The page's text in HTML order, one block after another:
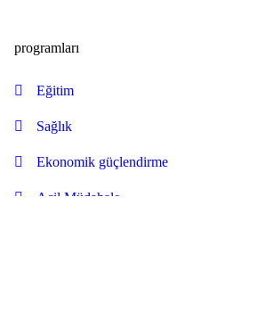
programları
Eğitim
Sağlık
Ekonomik güçlendirme
Acil Müdahale